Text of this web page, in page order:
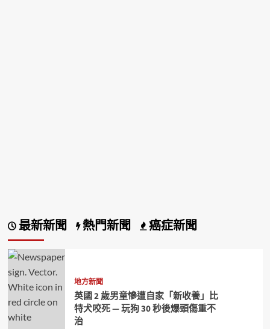
最新新聞 熱門新聞 癌症新聞
地方新聞
英國 2 歲男童慘遭自家「新收養」比
特犬咬死 — 玩狗 30 秒後爆頭傷重不
治